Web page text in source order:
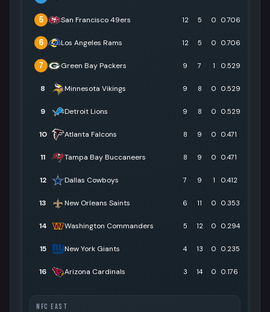
5 San Francisco 49ers 12 5 0 0.706
6 Los Angeles Rams 12 5 0 0.706
7 Green Bay Packers 9 7 1 0.529
8 Minnesota Vikings 9 8 0 0.529
9 Detroit Lions 9 8 0 0.529
10 Atlanta Falcons 8 9 0 0.471
11 Tampa Bay Buccaneers 8 9 0 0.471
12 Dallas Cowboys 7 9 1 0.412
13 New Orleans Saints 6 11 0 0.353
14 Washington Commanders 5 12 0 0.294
15 New York Giants 4 13 0 0.235
16 Arizona Cardinals 3 14 0 0.176
NFC EAST